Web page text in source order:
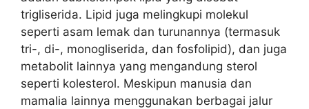
trigliserida. Lipid juga melingkupi molekul
seperti asam lemak dan turunannya (termasuk
tri-, di-, monogliserida, dan fosfolipid), dan juga
metabolit lainnya yang mengandung sterol
seperti kolesterol. Meskipun manusia dan
mamalia lainnya menggunakan berbagai jalur